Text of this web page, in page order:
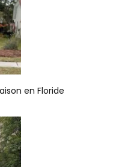
en Floride